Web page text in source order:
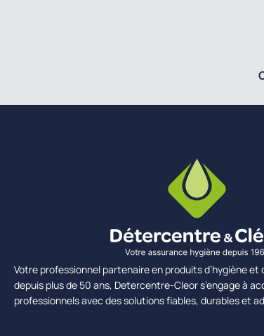
Votre professionnel partenaire en produits d’hygiène et
depuis plus de 50 ans, Detercentre-Cleor s’engage à
professionnels avec des solutions fiables, durables et